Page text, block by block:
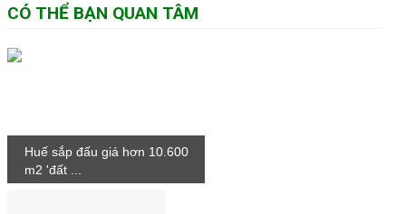
CÓ THỂ BẠN QUAN TÂM
Huế sắp đấu giá hơn 10.600
m2 'đất ...